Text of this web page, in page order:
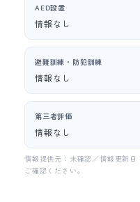
AED設置
情報なし
避難訓練・防犯訓練
情報なし
第三者評価
情報なし
情報提供元：未確認／情報更新
ご確認ください。